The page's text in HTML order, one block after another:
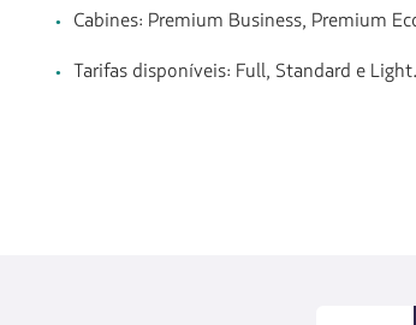
Cabines: Premium Business, Premium
Tarifas disponíveis: Full, Standard e Light.